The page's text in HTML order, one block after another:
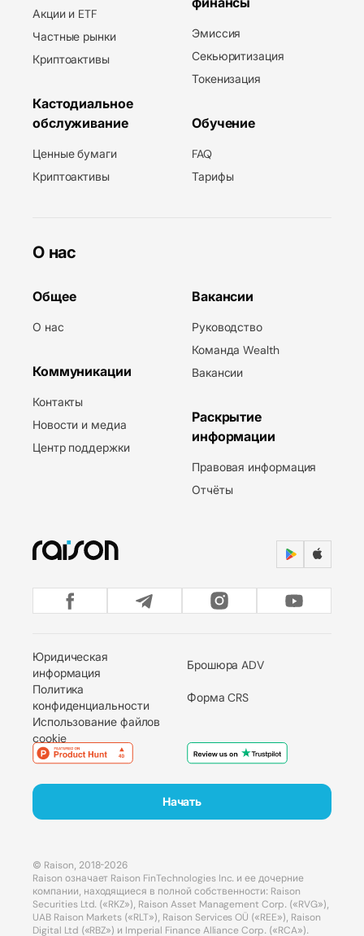
Акции и ETF
Частные рынки
Криптоактивы
Кастодиальное
обслуживание
Ценные бумаги
Криптоактивы
Эмиссия
Секьюритизация
Токенизация
Обучение
FAQ
Тарифы
О нас
Общее
О нас
Коммуникации
Контакты
Новости и медиа
Центр поддержки
Вакансии
Руководство
Команда Wealth
Вакансии
Раскрытие
информации
Правовая информация
Отчёты
Юридическая
информация
Политика
конфиденциальности
Использование файлов
cookie
Брошюра ADV
Форма CRS
Начать
© Raison, 2018-2026
Raison означает Raison FinTechnologies Inc. и ее дочерние
компании, находящиеся в полной собственности: Raison
Securities Ltd. («RKZ»), Raison Asset Management Corp. («RVG»),
UAB Raison Markets («RLT»), Raison Services OÜ («REE»), Raison
Digital Ltd («RBZ») и Imperial Finance Alliance Corp. («RCA»).